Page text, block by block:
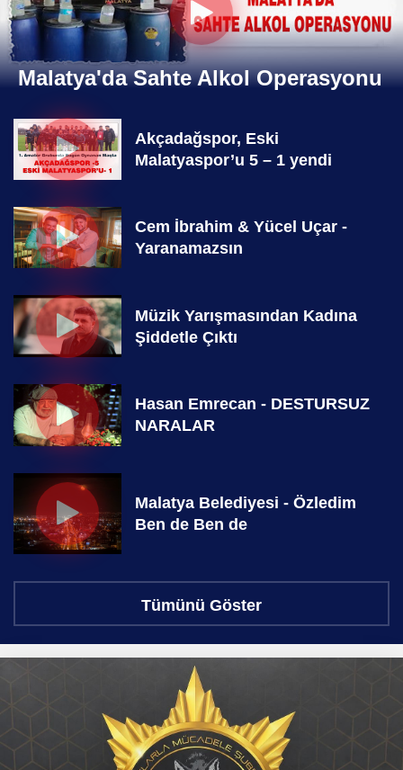
Malatya'da Sahte Alkol Operasyonu
Akçadağspor, Eski
Malatyaspor’u 5 – 1 yendi
Cem İbrahim & Yücel Uçar -
Yaranamazsın
Müzik Yarışmasından Kadına
Şiddetle Çıktı
Hasan Emrecan - DESTURSUZ
NARALAR
Malatya Belediyesi - Özledim
Ben de Ben de
Tümünü Göster